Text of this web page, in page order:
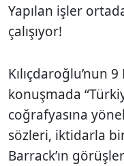
Yapılan işler
çalışıyor!
Kılıçdaroğlu’nun
konuşmada
coğrafyasına
sözleri, iktidarla
Barrack’ın